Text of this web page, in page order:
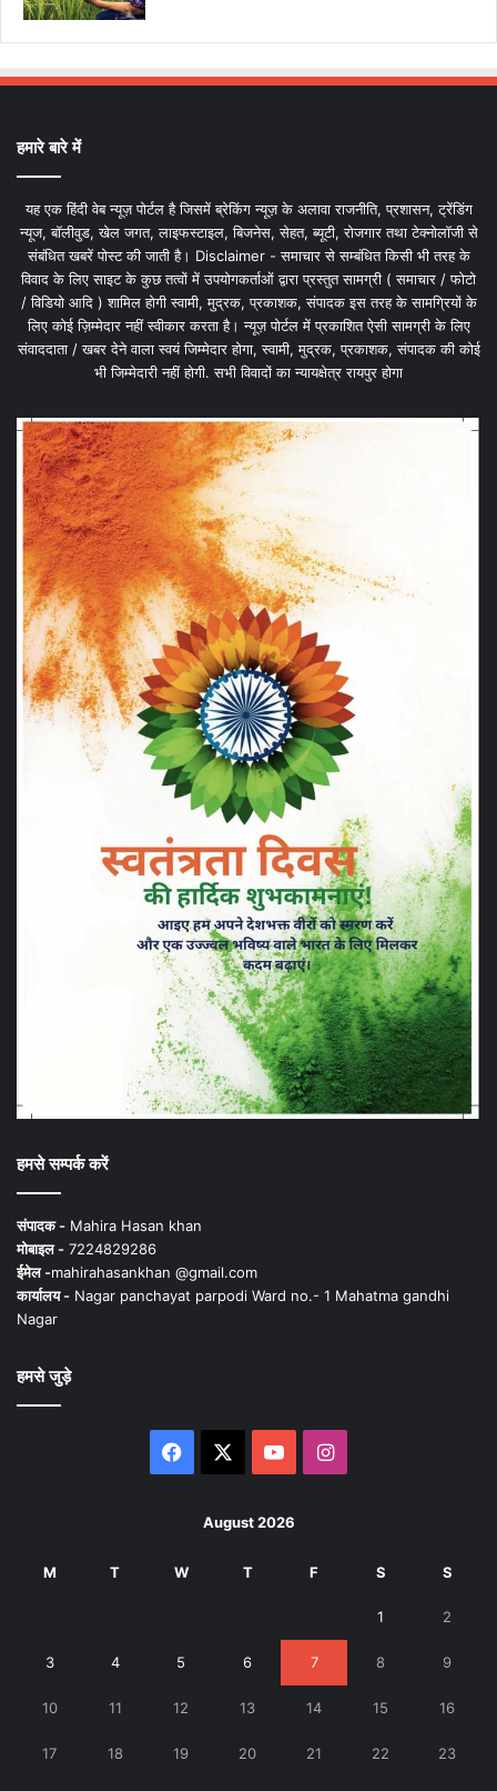
हमारे बारे में
यह एक हिंदी वेब न्यूज़ पोर्टल है जिसमें ब्रेकिंग न्यूज़ के अलावा राजनीति, प्रशासन, ट्रेंडिंग
न्यूज, बॉलीवुड, खेल जगत, लाइफस्टाइल, बिजनेस, सेहत, ब्यूटी, रोजगार तथा टेक्नोलॉजी से
संबंधित खबरें पोस्ट की जाती है। Disclaimer - समाचार से सम्बंधित किसी भी तरह के
विवाद के लिए साइट के कुछ तत्वों में उपयोगकर्ताओं द्वारा प्रस्तुत सामग्री ( समाचार / फोटो
/ विडियो आदि ) शामिल होगी स्वामी, मुद्रक, प्रकाशक, संपादक इस तरह के सामग्रियों के
लिए कोई ज़िम्मेदार नहीं स्वीकार करता है। न्यूज़ पोर्टल में प्रकाशित ऐसी सामग्री के लिए
संवाददाता / खबर देने वाला स्वयं जिम्मेदार होगा, स्वामी, मुद्रक, प्रकाशक, संपादक की कोई
भी जिम्मेदारी नहीं होगी. सभी विवादों का न्यायक्षेत्र रायपुर होगा
हमसे सम्पर्क करें
संपादक - Mahira Hasan khan
मोबाइल - 7224829286
ईमेल -mahirahasankhan @gmail.com
कार्यालय - Nagar panchayat parpodi Ward no.- 1 Mahatma gandhi
Nagar
हमसे जुड़े
Facebook YouTubeInstagram
August 2026
M T W T F S S
1 2
3 4 5 6 7 8 9
10 11 12 13 14 15 16
17 18 19 20 21 22 23